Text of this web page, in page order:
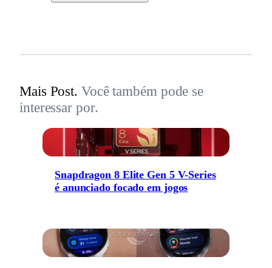
Mais Post. Você também pode se
interessar por.
Snapdragon 8 Elite Gen 5 V-Series
é anunciado focado em jogos